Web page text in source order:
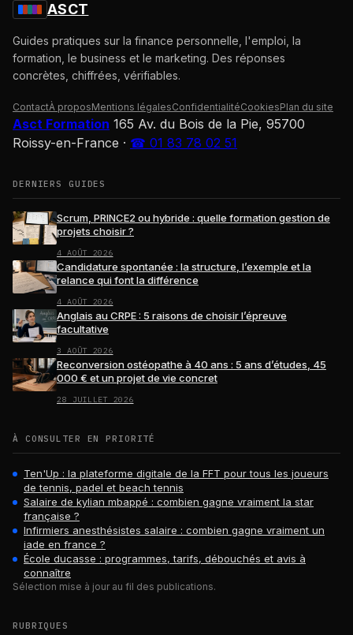
ASCT
Guides pratiques sur la finance personnelle, l'emploi, la
formation, le business et le marketing. Des réponses
concrètes, chiffrées, vérifiables.
ContactÀ proposMentions légalesConfidentialitéCookiesPlan du site
Asct Formation 165 Av. du Bois de la Pie, 95700
Roissy-en-France · ☎ 01 83 78 02 51
DERNIERS GUIDES
Scrum, PRINCE2 ou hybride : quelle formation gestion de
projets choisir ?
4 AOÛT 2026
Candidature spontanée : la structure, l’exemple et la
relance qui font la différence
4 AOÛT 2026
Anglais au CRPE : 5 raisons de choisir l’épreuve
facultative
3 AOÛT 2026
Reconversion ostéopathe à 40 ans : 5 ans d’études, 45
000 € et un projet de vie concret
28 JUILLET 2026
À CONSULTER EN PRIORITÉ
Ten'Up : la plateforme digitale de la FFT pour tous les joueurs
de tennis, padel et beach tennis
Salaire de kylian mbappé : combien gagne vraiment la star
française ?
Infirmiers anesthésistes salaire : combien gagne vraiment un
iade en france ?
École ducasse : programmes, tarifs, débouchés et avis à
connaître
Sélection mise à jour au fil des publications.
RUBRIQUES